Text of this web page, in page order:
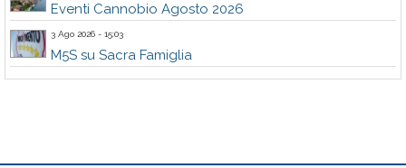
Eventi Cannobio Agosto 2026
3 Ago 2026 - 15:03
M5S su Sacra Famiglia